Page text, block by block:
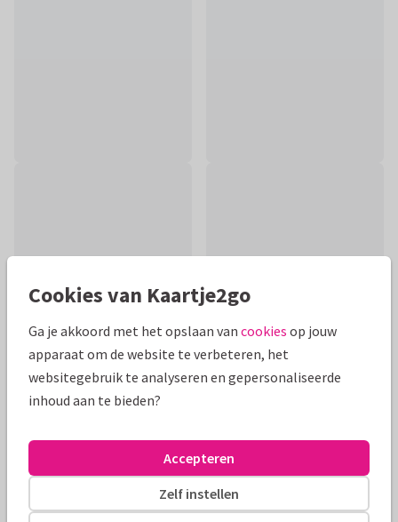
Productinformatie
Stijlvol condoleancekaartje om iemand sterkte te wensen.
Met een mooie foto van een vlinder op een bloemetje in een
Cookies van Kaartje2go
Ga je akkoord met het opslaan van cookies op jouw
apparaat om de website te verbeteren, het
websitegebruik te analyseren en gepersonaliseerde
inhoud aan te bieden?
Zelf instellen
Accepteren